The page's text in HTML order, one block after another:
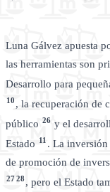
Luna Gálvez apuesta
las herramientas son
Desarrollo para
10 , la recuperación de
público 26 y el
Estado 11 . La inversión
de promoción de
2728 , pero el Estado